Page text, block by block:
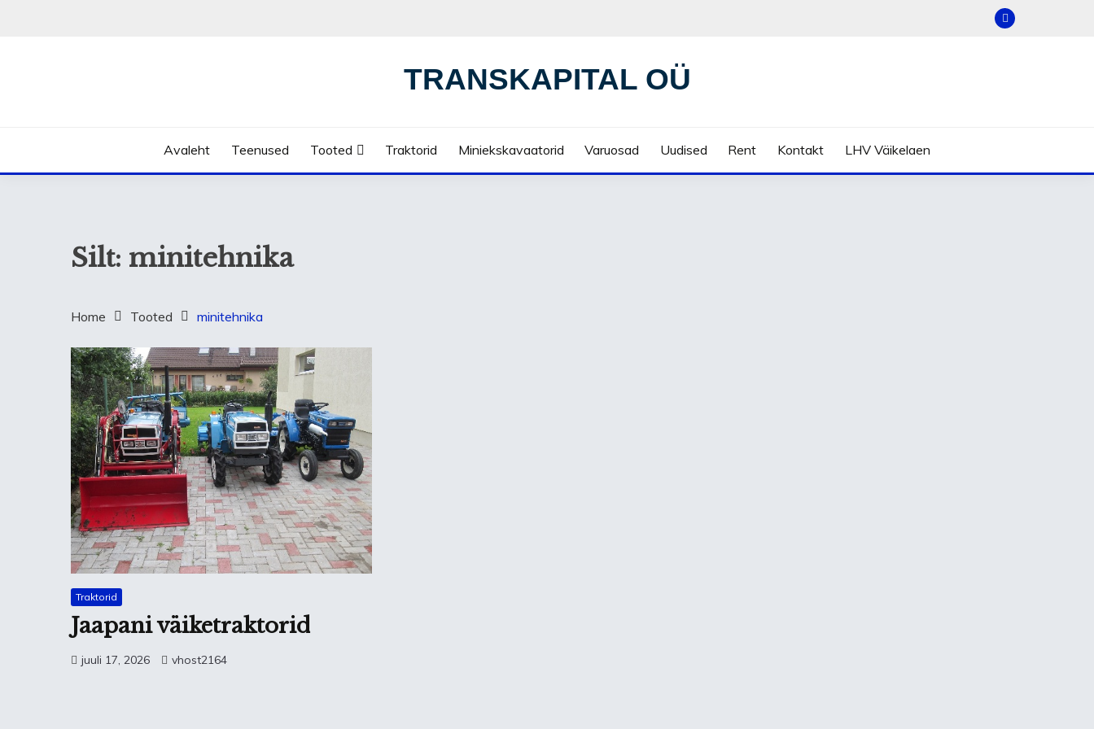
TRANSKAPITAL OÜ
Avaleht Teenused Tooted Traktorid Miniekskavaatorid Varuosad Uudised Rent Kontakt LHV Väikelaen
Silt: minitehnika
Home Tooted minitehnika
Traktorid
Jaapani väiketraktorid
juuli 17, 2026 vhost2164